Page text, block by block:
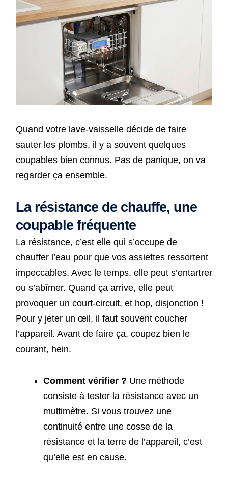
Quand votre lave-vaisselle décide de faire
sauter les plombs, il y a souvent quelques
coupables bien connus. Pas de panique, on va
regarder ça ensemble.
La résistance de chauffe, une
coupable fréquente
La résistance, c’est elle qui s’occupe de
chauffer l’eau pour que vos assiettes ressortent
impeccables. Avec le temps, elle peut s’entartrer
ou s’abîmer. Quand ça arrive, elle peut
provoquer un court-circuit, et hop, disjonction !
Pour y jeter un œil, il faut souvent coucher
l’appareil. Avant de faire ça, coupez bien le
courant, hein.
Comment vérifier ? Une méthode
consiste à tester la résistance avec un
multimètre. Si vous trouvez une
continuité entre une cosse de la
résistance et la terre de l’appareil, c’est
qu’elle est en cause.